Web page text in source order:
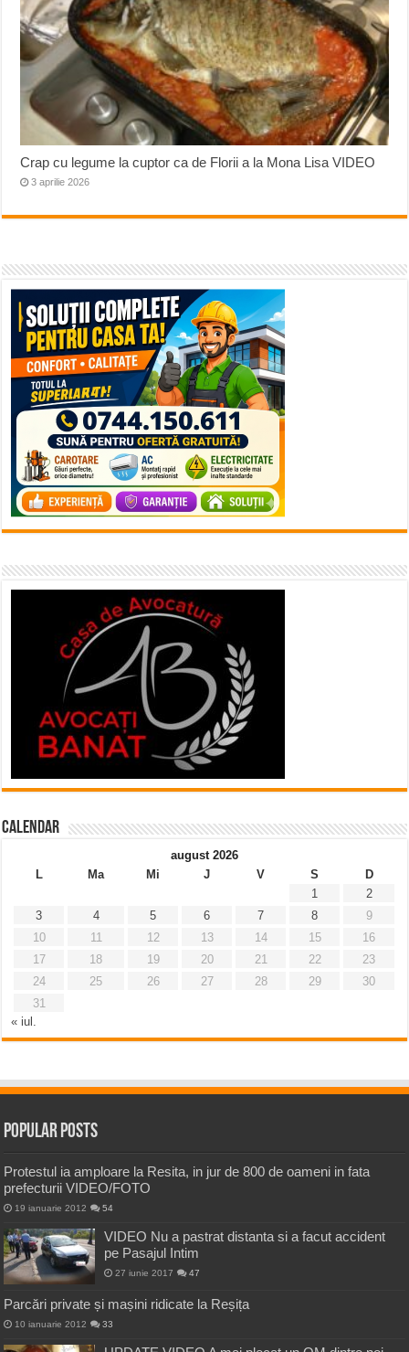
Crap cu legume la cuptor ca de Florii a la Mona Lisa VIDEO
3 aprilie 2026
Calendar
august 2026
L
Ma Mi J V S
D
1
2
3
4 5 6 7 8
9
10
11 12 13 14 15
16
17
18 19 20 21 22
23
24
25 26 27 28 29
30
31
« iul.
Popular Posts
Protestul ia amploare la Resita, in jur de 800 de oameni in fata
prefecturii VIDEO/FOTO
19 ianuarie 2012 54
VIDEO Nu a pastrat distanta si a facut accident
pe Pasajul Intim
27 iunie 2017 47
Parcări private și mașini ridicate la Reșița
10 ianuarie 2012 33